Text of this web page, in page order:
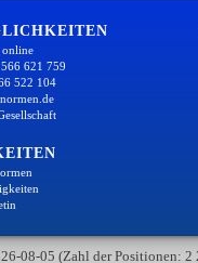
online
621 759
522 104
08-05 (Zahl der Positionen: 2